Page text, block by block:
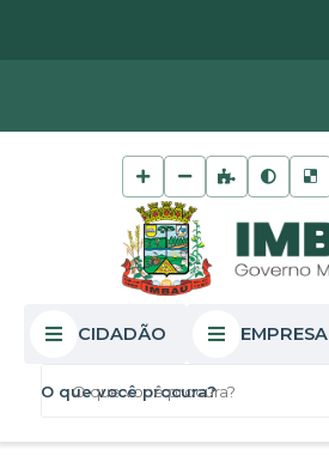
O que você procura?
CIDADÃO EMPRESA